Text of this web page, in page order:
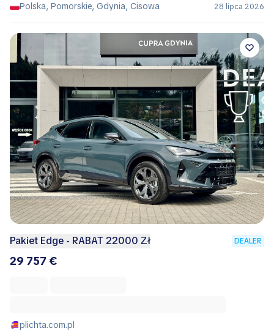
Polska, Pomorskie, Gdynia, Cisowa
28 lipca 2026
Pakiet Edge - RABAT 22000 Zł DEALER
29 757 €
plichta.com.pl